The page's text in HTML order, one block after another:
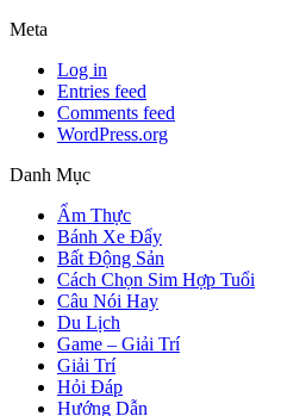
Meta
Log in
Entries feed
Comments feed
WordPress.org
Danh Mục
Ẩm Thực
Bánh Xe Đẩy
Bất Động Sản
Cách Chọn Sim Hợp Tuổi
Câu Nói Hay
Du Lịch
Game – Giải Trí
Giải Trí
Hỏi Đáp
Hướng Dẫn